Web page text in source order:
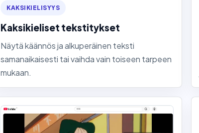
KAKSIKIELISYYS
Kaksikieliset tekstitykset
Näytä käännös ja alkuperäinen teksti
samanaikaisesti tai vaihda vain toiseen tarpeen
mukaan.